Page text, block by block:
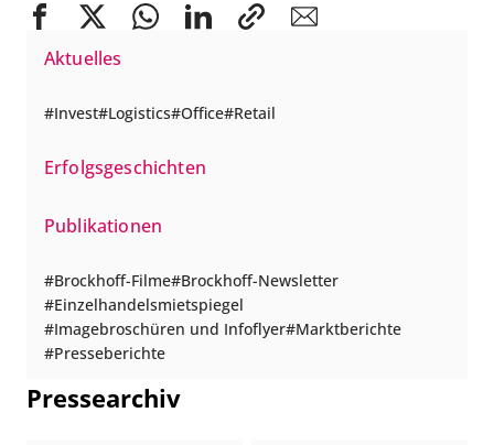
Aktuelles
Invest Logistics Office Retail
Erfolgsgeschichten
Publikationen
Brockhoff-Filme Brockhoff-Newsletter
Einzelhandelsmietspiegel
Imagebroschüren und Infoflyer Marktberichte
Presseberichte
Pressearchiv